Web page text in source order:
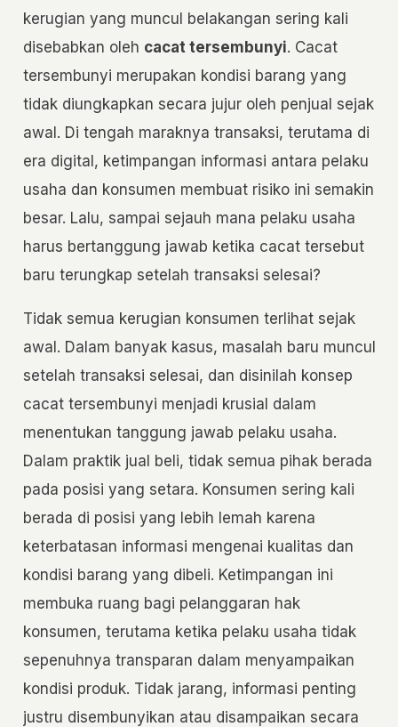
kerugian yang muncul belakangan sering kali
disebabkan oleh cacat tersembunyi. Cacat
tersembunyi merupakan kondisi barang yang
tidak diungkapkan secara jujur oleh penjual sejak
awal. Di tengah maraknya transaksi, terutama di
era digital, ketimpangan informasi antara pelaku
usaha dan konsumen membuat risiko ini semakin
besar. Lalu, sampai sejauh mana pelaku usaha
harus bertanggung jawab ketika cacat tersebut
baru terungkap setelah transaksi selesai?
Tidak semua kerugian konsumen terlihat sejak
awal. Dalam banyak kasus, masalah baru muncul
setelah transaksi selesai, dan disinilah konsep
cacat tersembunyi menjadi krusial dalam
menentukan tanggung jawab pelaku usaha.
Dalam praktik jual beli, tidak semua pihak berada
pada posisi yang setara. Konsumen sering kali
berada di posisi yang lebih lemah karena
keterbatasan informasi mengenai kualitas dan
kondisi barang yang dibeli. Ketimpangan ini
membuka ruang bagi pelanggaran hak
konsumen, terutama ketika pelaku usaha tidak
sepenuhnya transparan dalam menyampaikan
kondisi produk. Tidak jarang, informasi penting
justru disembunyikan atau disampaikan secara